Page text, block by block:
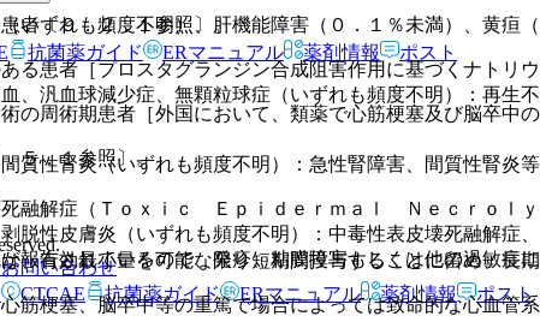
者〔９．２．１参照〕。
る患者［プロスタグランジン合成阻害作用に基づくナトリ
の周術期患者［外国において、類薬で心筋梗塞及び脳卒中
５．１参照〕。
有効最小量を可能な限り短期間投与することに留め、長
筋梗塞、脳卒中等の重篤で場合によっては致命的な心血管
ずれも頻度不明）、肝機能障害（０．１％未満）、黄疸
、汎血球減少症、無顆粒球症（いずれも頻度不明）：再生
質性腎炎（いずれも頻度不明）：急性腎障害、間質性腎炎
融解症（Ｔｏｘｉｃ Ｅｐｉｄｅｒｍａｌ Ｎｅｃｒｏｌ
脱性皮膚炎（いずれも頻度不明）：中毒性表皮壊死融解
報告されているので、発疹、粘膜障害もしくは他の過敏
抗菌薬ガイド ERマニュアル 薬剤情報 ポスト
お問い合わせ
CTCAE 抗菌薬ガイド ERマニュアル 薬剤情報 ポスト